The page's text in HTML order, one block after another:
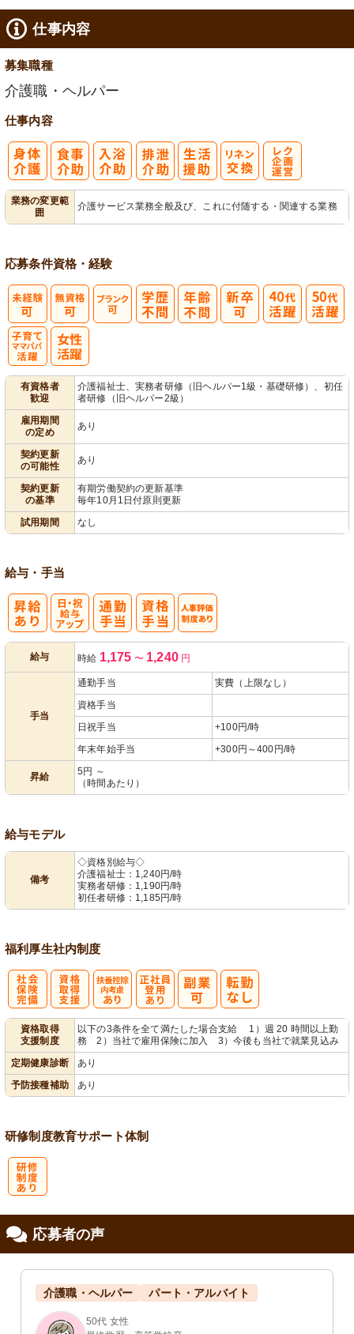
仕事内容
募集職種
介護職・ヘルパー
仕事内容
業務の変更範
囲
介護サービス業務全般及び、これに付随する・関連する業務
応募条件資格・経験
有資格者
歓迎
介護福祉士、実務者研修（旧ヘルパー1級・基礎研修）、初任
者研修（旧ヘルパー2級）
雇用期間
の定め
あり
契約更新
の可能性
あり
契約更新
の基準
有期労働契約の更新基準
毎年10月1日付原則更新
試用期間
なし
給与・手当
給与 時給 1,175 〜 1,240円
手当
通勤手当
実費（上限なし）
資格手当
日祝手当
+100円/時
年末年始手当
+300円～400円/時
昇給
5円 ～
（時間あたり）
給与モデル
備考
◇資格別給与◇
介護福祉士：1,240円/時
実務者研修：1,190円/時
初任者研修：1,185円/時
福利厚生社内制度
資格取得
支援制度
以下の3条件を全て満たした場合支給 1）週 20 時間以上勤
務 2）当社で雇用保険に加入 3）今後も当社で就業見込み
定期健康診断
あり
予防接種補助
あり
研修制度教育サポート体制
応募者の声
介護職・ヘルパー パート・アルバイト
50代 女性